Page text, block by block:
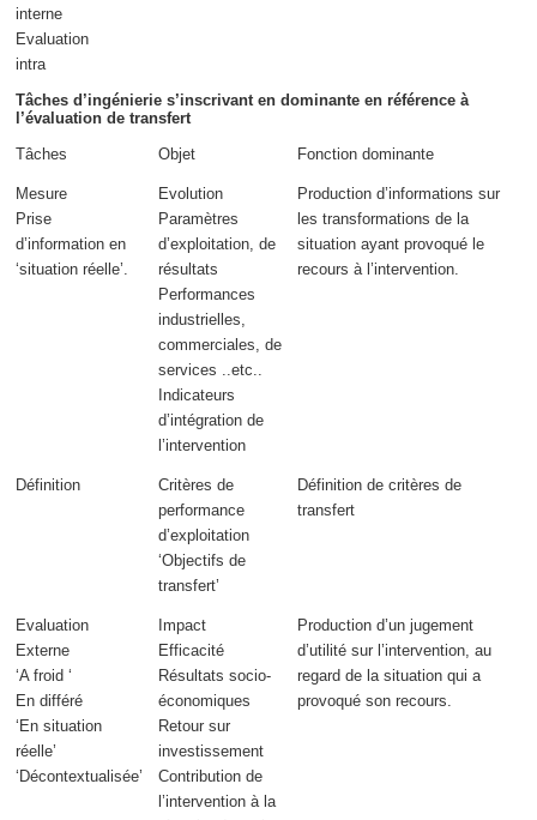
interne
Evaluation
intra
Tâches d’ingénierie s’inscrivant en dominante en référence à
l’évaluation de transfert
Tâches
Objet Fonction dominante
Mesure
Prise
d’information en
‘situation réelle’.
Evolution
Paramètres
d’exploitation, de
résultats
Performances
industrielles,
commerciales, de
services ..etc..
Indicateurs
d’intégration de
l’intervention
Production d’informations sur
les transformations de la
situation ayant provoqué le
recours à l’intervention.
Définition
Critères de
performance
d’exploitation
‘Objectifs de
transfert’
Définition de critères de
transfert
Evaluation
Externe
‘A froid ‘
En différé
‘En situation
réelle’
‘Décontextualisée’
Impact
Efficacité
Résultats socio-
économiques
Retour sur
investissement
Contribution de
l’intervention à la
Production d’un jugement
d’utilité sur l’intervention, au
regard de la situation qui a
provoqué son recours.